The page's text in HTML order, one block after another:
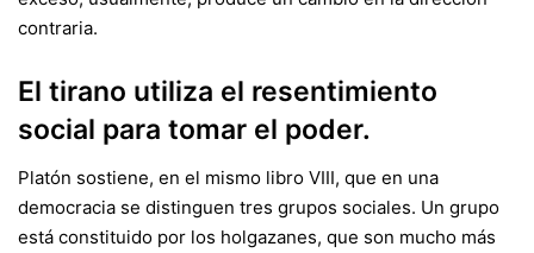
contraria.
El tirano utiliza el resentimiento
social para tomar el poder.
Platón sostiene, en el mismo libro VIII, que en una
democracia se distinguen tres grupos sociales. Un grupo
está constituido por los holgazanes, que son mucho más